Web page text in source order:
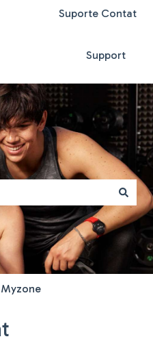
submenu para traduções
Suporte Contat
Support
o campo de pesquisa